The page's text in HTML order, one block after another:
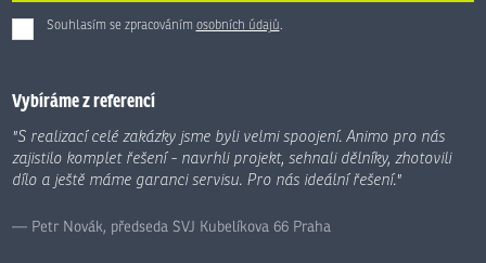
Souhlasím se zpracováním osobních údajů.
Formulář
nepodařilo
odeslat.
Vybíráme z referencí
"S realizací celé zakázky jsme byli velmi spoojení. Animo pro nás
zajistilo komplet řešení - navrhli projekt, sehnali dělníky, zhotovili
dílo a ještě máme garanci servisu. Pro nás ideální řešení."
Petr Novák, předseda SVJ Kubelíkova 66 Praha